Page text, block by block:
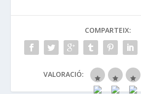
COMPARTEIX:
VALORACIÓ: